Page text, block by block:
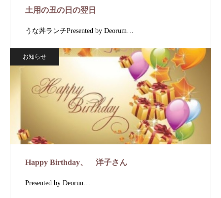
土用の丑の日の翌日
うな丼ランチPresented by Deorum…
お知らせ
Happy Birthday、 洋子さん
Presented by Deorun…